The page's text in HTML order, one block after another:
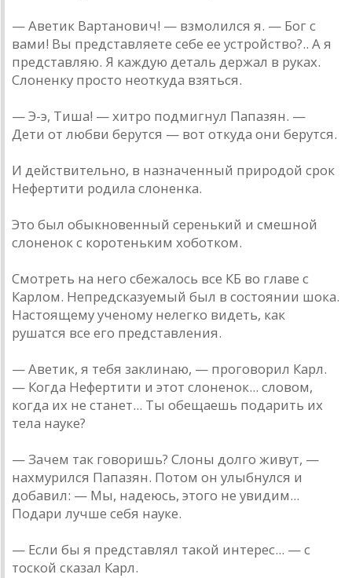
— Аветик Вартанович! — взмолился я. — Бог с
вами! Вы представляете себе ее устройство?.. А я
представляю. Я каждую деталь держал в руках.
Слоненку просто неоткуда взяться.
— Э-э, Тиша! — хитро подмигнул Папазян. —
Дети от любви берутся — вот откуда они берутся.
И действительно, в назначенный природой срок
Нефертити родила слоненка.
Это был обыкновенный серенький и смешной
слоненок с коротеньким хоботком.
Смотреть на него сбежалось все КБ во главе с
Карлом. Непредсказуемый был в состоянии шока.
Настоящему ученому нелегко видеть, как
рушатся все его представления.
— Аветик, я тебя заклинаю, — проговорил Карл.
— Когда Нефертити и этот слоненок... словом,
когда их не станет... Ты обещаешь подарить их
тела науке?
— Зачем так говоришь? Слоны долго живут, —
нахмурился Папазян. Потом он улыбнулся и
добавил: — Мы, надеюсь, этого не увидим...
Подари лучше себя науке.
— Если бы я представлял такой интерес... — с
тоской сказал Карл.